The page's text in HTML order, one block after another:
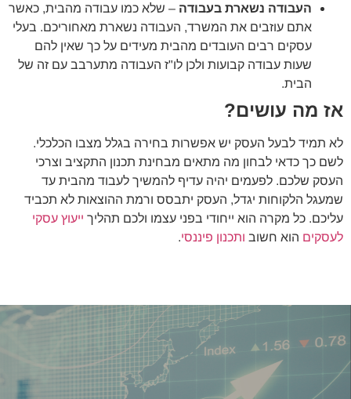
העבודה נשארת בעבודה – שלא כמו עבודה מהבית, כאשר
אתם עוזבים את המשרד, העבודה נשארת מאחוריכם. בעלי
עסקים רבים העובדים מהבית מעידים על כך שאין להם
שעות עבודה קבועות ולכן לו"ז העבודה מתערבב עם זה של
הבית.
אז מה עושים?
לא תמיד לבעל העסק יש אפשרות בחירה בגלל מצבו הכלכלי.
לשם כך כדאי לבחון מה מתאים מבחינת תכנון התקציב וצרכי
העסק שלכם. לפעמים יהיה עדיף להמשיך לעבוד מהבית עד
שמעגל הלקוחות יגדל, העסק יתבסס ורמת ההוצאות לא תכביד
עליכם. כל מקרה הוא ייחודי בפני עצמו ולכם תהליך ייעוץ עסקי
לעסקים הוא חשוב ותכנון פיננסי.